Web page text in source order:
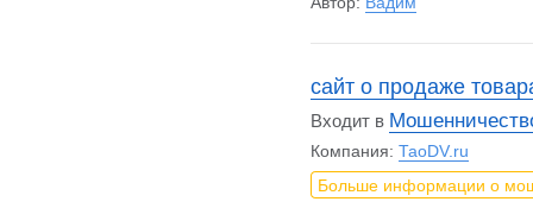
сайт о продаже
Входит в
Компания: ТаоDV.ru
Больше информации о